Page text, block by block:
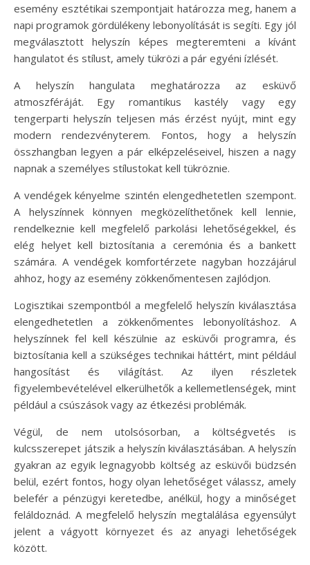
esemény esztétikai szempontjait határozza meg, hanem a
napi programok gördülékeny lebonyolítását is segíti. Egy jól
megválasztott helyszín képes megteremteni a kívánt
hangulatot és stílust, amely tükrözi a pár egyéni ízlését.
A helyszín hangulata meghatározza az esküvő
atmoszféráját. Egy romantikus kastély vagy egy
tengerparti helyszín teljesen más érzést nyújt, mint egy
modern rendezvényterem. Fontos, hogy a helyszín
összhangban legyen a pár elképzeléseivel, hiszen a nagy
napnak a személyes stílustokat kell tükröznie.
A vendégek kényelme szintén elengedhetetlen szempont.
A helyszínnek könnyen megközelíthetőnek kell lennie,
rendelkeznie kell megfelelő parkolási lehetőségekkel, és
elég helyet kell biztosítania a ceremónia és a bankett
számára. A vendégek komfortérzete nagyban hozzájárul
ahhoz, hogy az esemény zökkenőmentesen zajlódjon.
Logisztikai szempontból a megfelelő helyszín kiválasztása
elengedhetetlen a zökkenőmentes lebonyolításhoz. A
helyszínnek fel kell készülnie az esküvői programra, és
biztosítania kell a szükséges technikai háttért, mint például
hangosítást és világítást. Az ilyen részletek
figyelembevételével elkerülhetők a kellemetlenségek, mint
például a csúszások vagy az étkezési problémák.
Végül, de nem utolsósorban, a költségvetés is
kulcsszerepet játszik a helyszín kiválasztásában. A helyszín
gyakran az egyik legnagyobb költség az esküvői büdzsén
belül, ezért fontos, hogy olyan lehetőséget válassz, amely
belefér a pénzügyi keretedbe, anélkül, hogy a minőséget
feláldoznád. A megfelelő helyszín megtalálása egyensúlyt
jelent a vágyott környezet és az anyagi lehetőségek
között.